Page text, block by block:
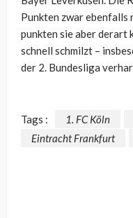
Punkten zwar
punkten sie aber derart
schnell schmilzt –
der 2. Bundesliga
Tags : 1. FC Köln
Eintracht Frankfurt